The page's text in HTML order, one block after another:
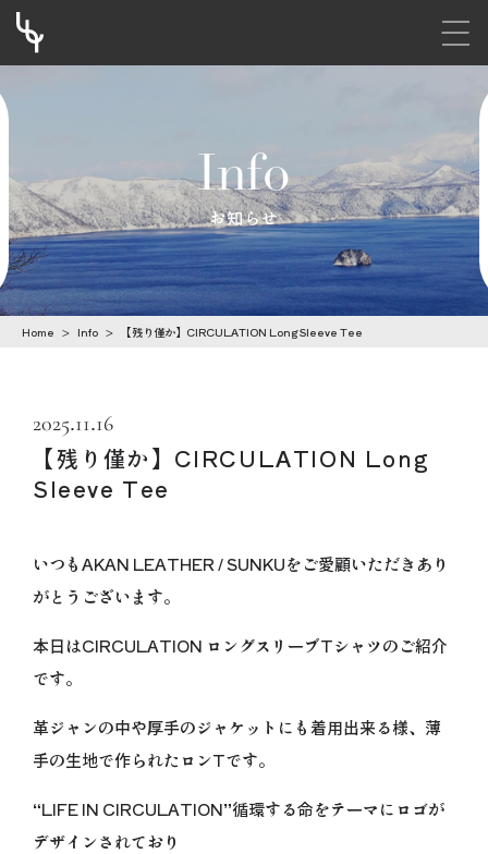
k
o
c
o
メ
Info
お知らせ
Home > Info > 【残り僅か】CIRCULATION Long Sleeve Tee
2025.11.16
【残り僅か】CIRCULATION Long
Sleeve Tee
いつもAKAN LEATHER / SUNKUをご愛顧いただきあり
がとうございます。
本日はCIRCULATION ロングスリーブTシャツのご紹介
です。
革ジャンの中や厚手のジャケットにも着用出来る様、薄
手の生地で作られたロンTです。
“LIFE IN CIRCULATION”循環する命をテーマにロゴが
デザインされており